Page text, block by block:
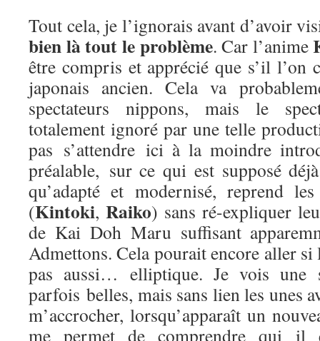
Tout cela, je l’ignorais avant d’avoir
bien là tout le problème. Car l’anime
être compris et apprécié que s’il
japonais ancien. Cela va
spectateurs nippons, mais le
totalement ignoré par une telle
pas s’attendre ici à la moindre
préalable, sur ce qui est supposé
qu’adapté et modernisé, reprend les
(Kintoki, Raiko) sans ré-expliquer
de Kai Doh Maru suffisant
Admettons. Cela pourait encore aller si
pas aussi… elliptique. Je vois une
parfois belles, mais sans lien les unes
m’accrocher, lorsqu’apparaît un
me permet de comprendre qui il